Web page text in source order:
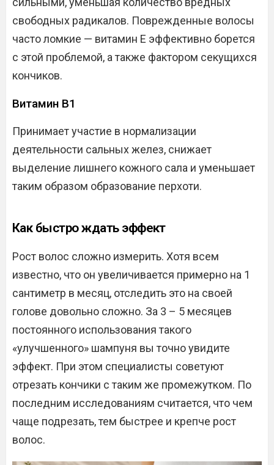
свободных радикалов. Поврежденные волосы
часто ломкие — витамин Е эффективно борется
с этой проблемой, а также фактором секущихся
кончиков.
Витамин B1
Принимает участие в нормализации
деятельности сальных желез, снижает
выделение лишнего кожного сала и уменьшает
таким образом образование перхоти.
Как быстро ждать эффект
Рост волос сложно измерить. Хотя всем
известно, что он увеличивается примерно на 1
сантиметр в месяц, отследить это на своей
голове довольно сложно. За 3 – 5 месяцев
постоянного использования такого
«улучшенного» шампуня вы точно увидите
эффект. При этом специалисты советуют
отрезать кончики с таким же промежутком. По
последним исследованиям считается, что чем
чаще подрезать, тем быстрее и крепче рост
волос.